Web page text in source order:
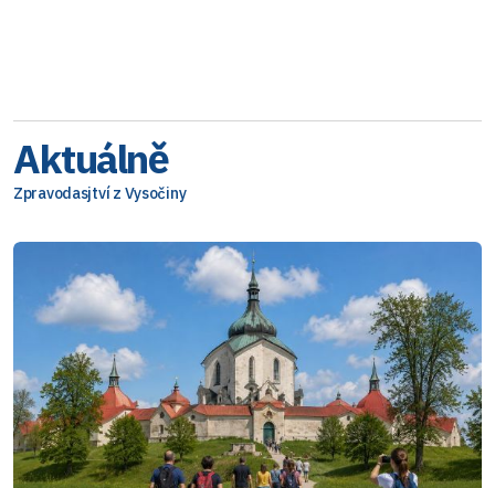
Aktuálně
Zpravodasjtví z Vysočiny